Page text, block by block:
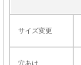
サイズ変更
穴あけ